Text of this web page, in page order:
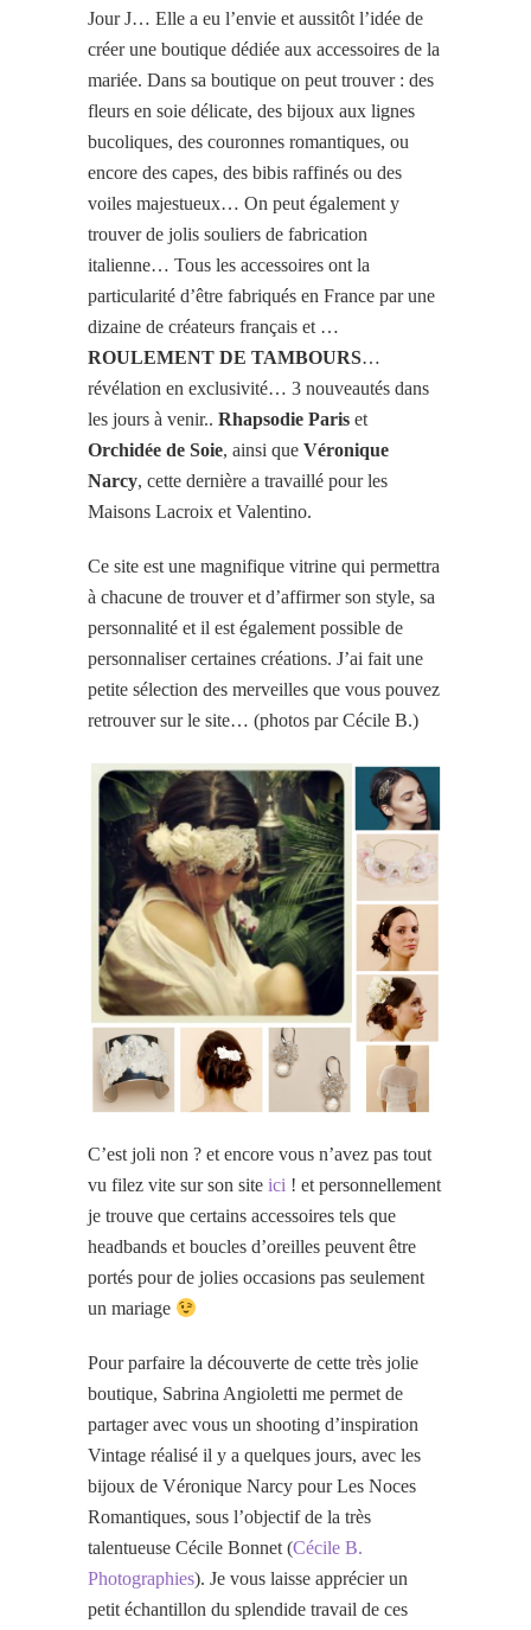
Jour J… Elle a eu l’envie et aussitôt l’idée de
créer une boutique dédiée aux accessoires de la
mariée. Dans sa boutique on peut trouver : des
fleurs en soie délicate, des bijoux aux lignes
bucoliques, des couronnes romantiques, ou
encore des capes, des bibis raffinés ou des
voiles majestueux… On peut également y
trouver de jolis souliers de fabrication
italienne… Tous les accessoires ont la
particularité d’être fabriqués en France par une
dizaine de créateurs français et …
ROULEMENT DE TAMBOURS…
révélation en exclusivité… 3 nouveautés dans
les jours à venir.. Rhapsodie Paris et
Orchidée de Soie, ainsi que Véronique
Narcy, cette dernière a travaillé pour les
Maisons Lacroix et Valentino.
Ce site est une magnifique vitrine qui permettra
à chacune de trouver et d’affirmer son style, sa
personnalité et il est également possible de
personnaliser certaines créations. J’ai fait une
petite sélection des merveilles que vous pouvez
retrouver sur le site… (photos par Cécile B.)
C’est joli non ? et encore vous n’avez pas tout
vu filez vite sur son site ici ! et personnellement
je trouve que certains accessoires tels que
headbands et boucles d’oreilles peuvent être
portés pour de jolies occasions pas seulement
un mariage
Pour parfaire la découverte de cette très jolie
boutique, Sabrina Angioletti me permet de
partager avec vous un shooting d’inspiration
Vintage réalisé il y a quelques jours, avec les
bijoux de Véronique Narcy pour Les Noces
Romantiques, sous l’objectif de la très
talentueuse Cécile Bonnet (Cécile B.
Photographies). Je vous laisse apprécier un
petit échantillon du splendide travail de ces